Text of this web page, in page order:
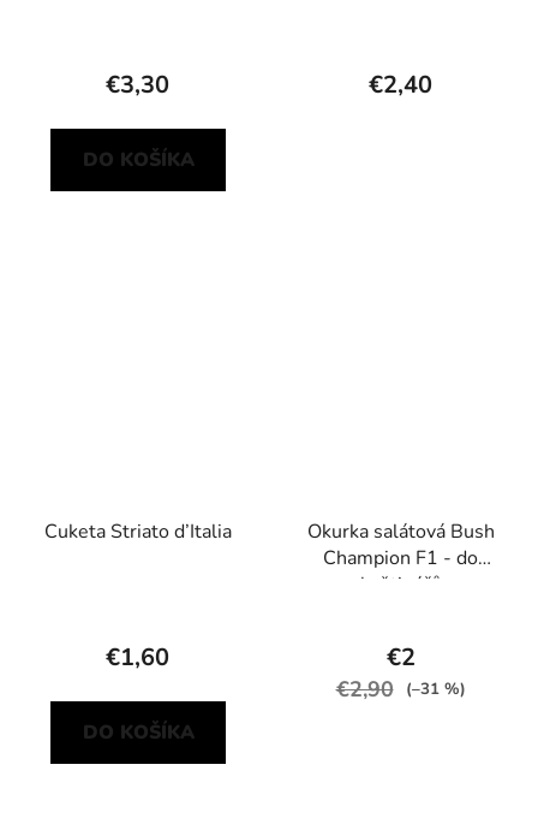
€3,30
DO KOŠÍKA
€2,40
Cuketa Striato d’Italia
€1,60
DO KOŠÍKA
Okurka salátová Bush
Champion F1 - do
květináčů
€2
€2,90 (–31 %)